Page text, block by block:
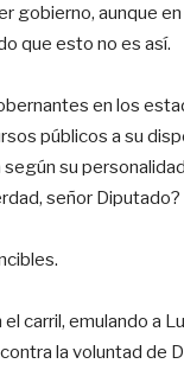
gobierno, aunque
que esto no es así.
en los
públicos a su
según su
señor Diputado?
el carril, emulando a
la voluntad de